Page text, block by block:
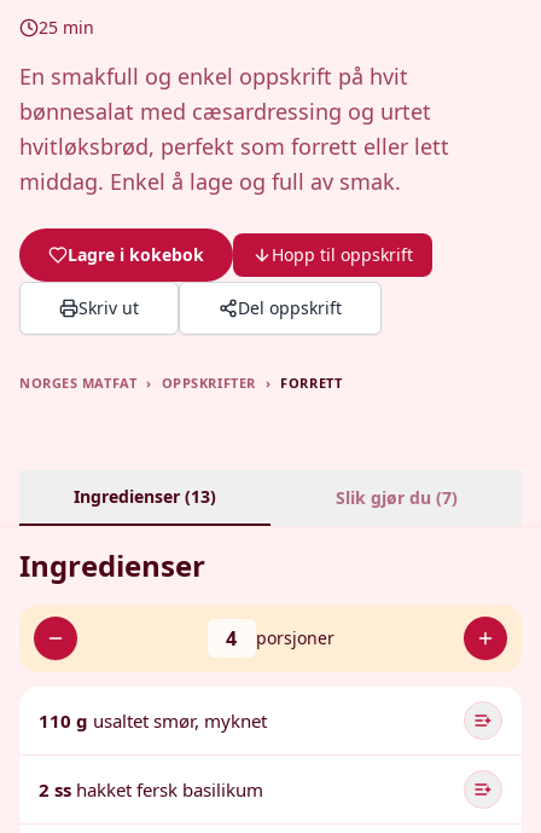
25 min
En smakfull og enkel oppskrift på hvit
bønnesalat med cæsardressing og urtet
hvitløksbrød, perfekt som forrett eller lett
middag. Enkel å lage og full av smak.
Lagre i kokebok Hopp til oppskrift
Skriv ut Del oppskrift
NORGES MATFAT › OPPSKRIFTER › FORRETT
Ingredienser (13) Slik gjør du (7)
Ingredienser
4 porsjoner
110 g usaltet smør, myknet
2 ss hakket fersk basilikum